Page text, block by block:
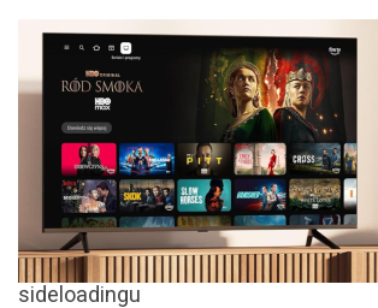
sideloadingu